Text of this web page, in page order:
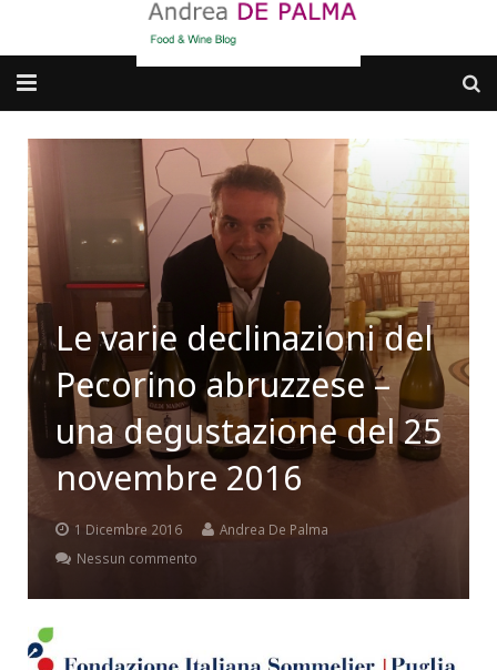
Galleria fotografica
Chi sono
cosa BERE
dove MANGIARE
cosa CUCINARE
dove ANDARE
Punti di vista e approfondimenti
Contatti
Le varie declinazioni del
Pecorino abruzzese –
una degustazione del 25
novembre 2016
1 Dicembre 2016
Andrea De Palma
Nessun commento